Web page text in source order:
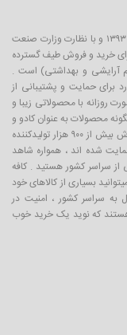
کافه کادو به عنوان پلتفرم آنلاین فروش محصولات از سال ۱۳۹۳ و با نظارت وزارت صنعت
خرید و فروش طیف گسترده
آرایشی و بهداشتی) است .
برای حمایت و پشتیبانی از
روزانه با محصولاتی زیبا و
محصولات به عنوان کادو و
هدیه برای عزیزان است . از آنجا که کافه کادو ، بازوی فروش بیش از ۹۰۰ هزار تولیدکننده
شده اند ، همواره شاهد
از سراسر کشور هستید . کافه
بسیاری از کالاهای خود
به سراسر کشور ، امنیت در
که نوید یک خرید خوب